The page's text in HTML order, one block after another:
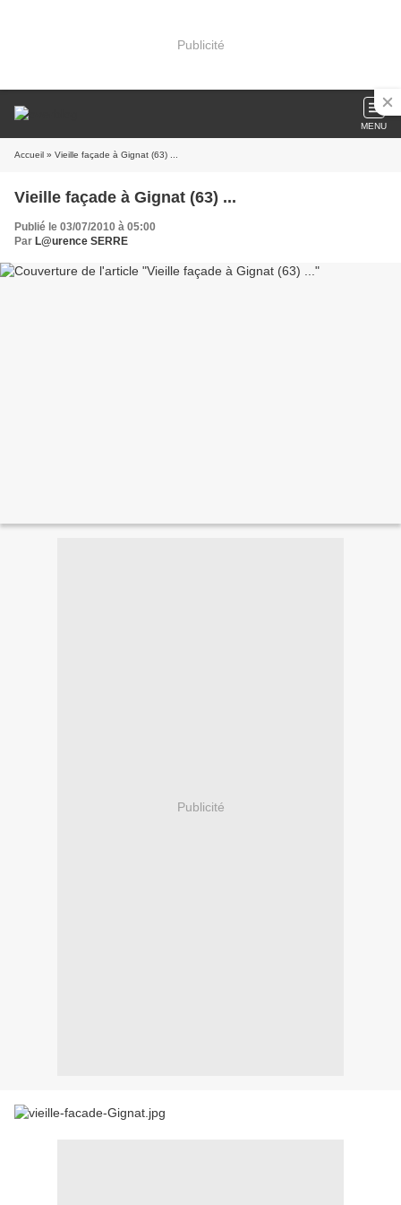
Publicité
MENU
Accueil » Vieille façade à Gignat (63) ...
Vieille façade à Gignat (63) ...
Publié le 03/07/2010 à 05:00
Par L@urence SERRE
Publicité